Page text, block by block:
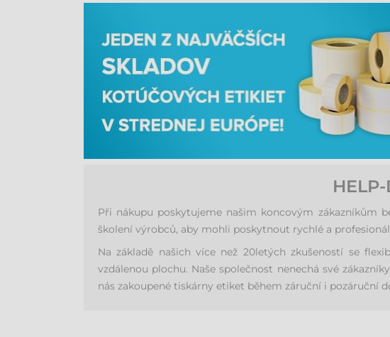
Při nákupu poskytujeme našim koncovým zákazníkům
školení výrobců, aby mohli poskytnout rychlé a
Na základě našich více než 20letých zkušeností se
vzdálenou plochu. Naše společnost nenechá své
nás zakoupené tiskárny etiket během záruční i pozáruční